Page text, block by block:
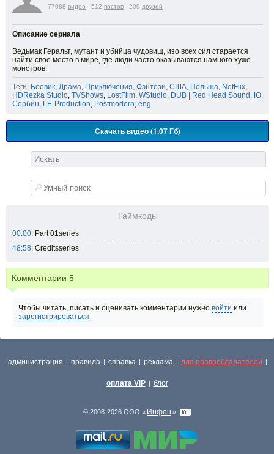
77088 видео 512 постов 209 друзей
Описание сериала
Ведьмак Геральт, мутант и убийца чудовищ, изо всех сил старается
найти свое место в мире, где люди часто оказываются намного хуже
монстров.
Теги: Боевик Драма Приключения Фэнтези США Польша NetFlix
HDRezka Studio TVShows LostFilm WStudio DUB | Red Head Sound Ю.
Сербин LE-Production Postmodern eng
Скачать видео (1.07 Гб)
Таймкоды
00:00: Part 01series
48:58: Creditsseries
Комментарии 5
Чтобы читать, писать и оценивать комментарии нужно войти или
зарегистрироваться
администрация | правила | справка | реклама | для правообладателей |
оплата VIP | блог
© 2008-2026 ООО « Инфон »